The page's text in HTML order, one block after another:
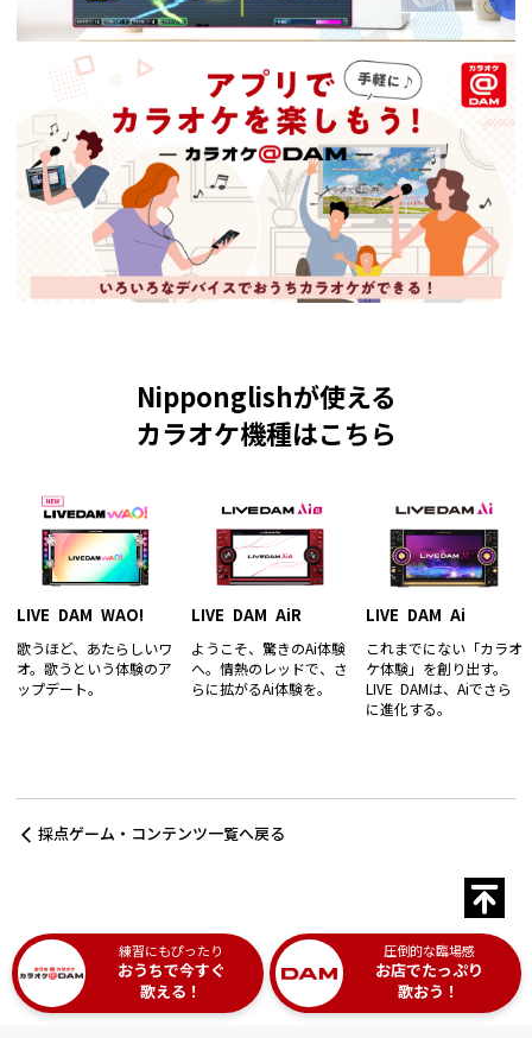
採点ゲーム・コンテンツ一覧へ戻る
Nipponglishが使える
カラオケ機種はこちら
LIVE DAM WAO!
歌うほど、あたらしいワ
オ。歌うという体験のア
ップデート。
LIVE DAM AiR
ようこそ、驚きのAi体験
へ。情熱のレッドで、さ
らに拡がるAi体験を。
LIVE DAM Ai
これまでにない「カラオ
ケ体験」を創り出す。
LIVE DAMは、Aiでさら
に進化する。
練習にもぴったり
おうちで今すぐ
歌える！
圧倒的な臨場感
お店でたっぷり
歌おう！